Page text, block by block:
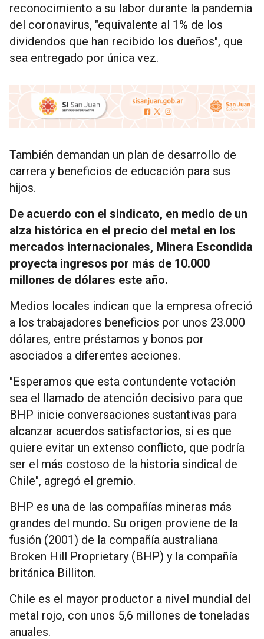
reconocimiento a su labor durante la pandemia
del coronavirus, "equivalente al 1% de los
dividendos que han recibido los dueños", que
sea entregado por única vez.
También demandan un plan de desarrollo de
carrera y beneficios de educación para sus
hijos.
De acuerdo con el sindicato, en medio de un
alza histórica en el precio del metal en los
mercados internacionales, Minera Escondida
proyecta ingresos por más de 10.000
millones de dólares este año.
Medios locales indican que la empresa ofreció
a los trabajadores beneficios por unos 23.000
dólares, entre préstamos y bonos por
asociados a diferentes acciones.
"Esperamos que esta contundente votación
sea el llamado de atención decisivo para que
BHP inicie conversaciones sustantivas para
alcanzar acuerdos satisfactorios, si es que
quiere evitar un extenso conflicto, que podría
ser el más costoso de la historia sindical de
Chile", agregó el gremio.
BHP es una de las compañías mineras más
grandes del mundo. Su origen proviene de la
fusión (2001) de la compañía australiana
Broken Hill Proprietary (BHP) y la compañía
británica Billiton.
Chile es el mayor productor a nivel mundial del
metal rojo, con unos 5,6 millones de toneladas
anuales.